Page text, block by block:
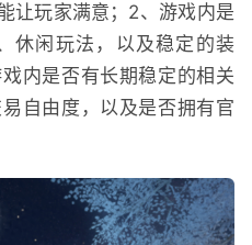
让玩家满意；2、游戏内是
休闲玩法，以及稳定的装
内是否有长期稳定的相关
自由度，以及是否拥有官